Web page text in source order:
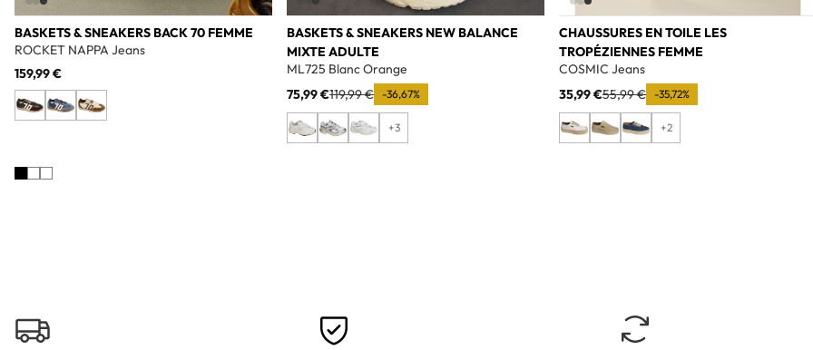
BASKETS & SNEAKERS BACK 70 FEMME
ROCKET NAPPA Jeans
159,99 €
BASKETS & SNEAKERS NEW BALANCE
MIXTE ADULTE
ML725 Blanc Orange
75,99 €119,99 € -36,67%
+3
CHAUSSURES EN TOILE LES
TROPÉZIENNES FEMME
COSMIC Jeans
35,99 €55,99 € -35,72%
+2